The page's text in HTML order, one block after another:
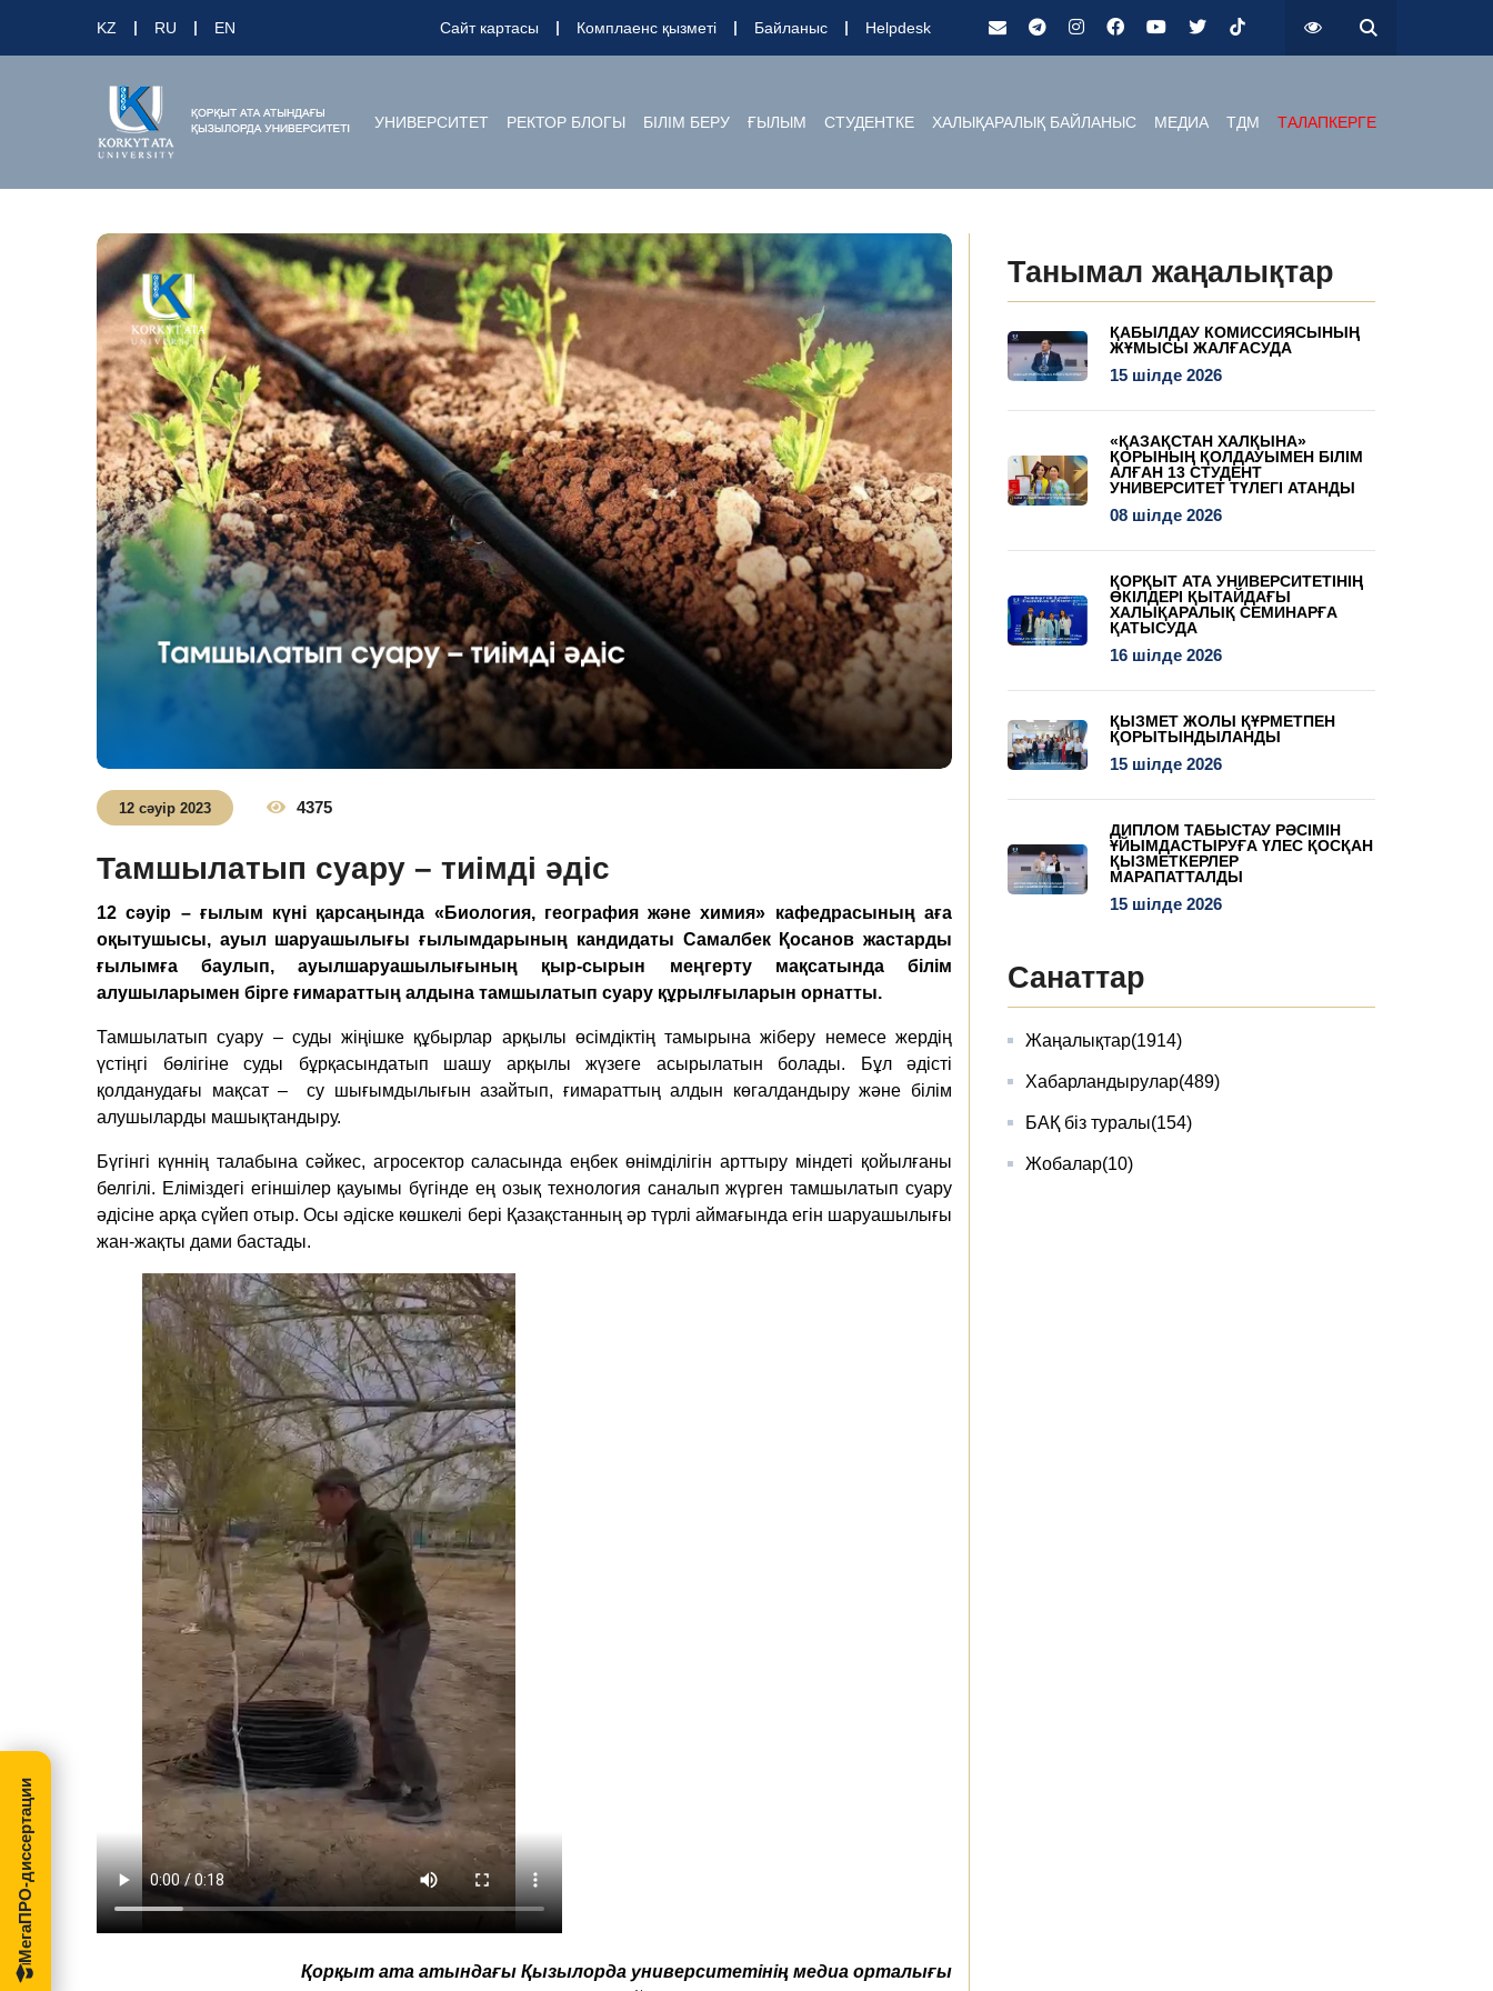
KZ RU EN Сайт картасы Комплаенс қызметі Байланыс Helpdesk
УНИВЕРСИТЕТ РЕКТОР БЛОГЫ БІЛІМ БЕРУ ҒЫЛЫМ СТУДЕНТКЕ ХАЛЫҚАРАЛЫҚ БАЙЛАНЫС МЕДИА ТДМ ТАЛАПКЕРГЕ
12 сәуір 2023 4375
Тамшылатып суару – тиімді әдіс
12 сәуір – ғылым күні қарсаңында «Биология, география және химия» кафедрасының аға
оқытушысы, ауыл шаруашылығы ғылымдарының кандидаты Самалбек Қосанов жастарды
ғылымға баулып, ауылшаруашылығының қыр-сырын меңгерту мақсатында білім
алушыларымен бірге ғимараттың алдына тамшылатып суару құрылғыларын орнатты.
Тамшылатып суару – суды жіңішке құбырлар арқылы өсімдіктің тамырына жіберу немесе жердің
үстіңгі бөлігіне суды бұрқасындатып шашу арқылы жүзеге асырылатын болады. Бұл әдісті
қолданудағы мақсат – су шығымдылығын азайтып, ғимараттың алдын көгалдандыру және білім
алушыларды машықтандыру.
Бүгінгі күннің талабына сәйкес, агросектор саласында еңбек өнiмдiлiгiн арттыру мiндетi қойылғаны
белгілі. Еліміздегі егіншілер қауымы бүгінде ең озық технология саналып жүрген тамшылатып суару
әдісіне арқа сүйеп отыр. Осы әдіске көшкелі бері Қазақстанның әр түрлі аймағында егін шаруашылығы
жан-жақты дами бастады.
Қорқыт ата атындағы Қызылорда университетінің медиа орталығы
Танымал жаңалықтар
ҚАБЫЛДАУ КОМИССИЯСЫНЫҢ
ЖҰМЫСЫ ЖАЛҒАСУДА
15 шілде 2026
«ҚАЗАҚСТАН ХАЛҚЫНА»
ҚОРЫНЫҢ ҚОЛДАУЫМЕН БІЛІМ
АЛҒАН 13 СТУДЕНТ
УНИВЕРСИТЕТ ТҮЛЕГІ АТАНДЫ
08 шілде 2026
ҚОРҚЫТ АТА УНИВЕРСИТЕТІНІҢ
ӨКІЛДЕРІ ҚЫТАЙДАҒЫ
ХАЛЫҚАРАЛЫҚ СЕМИНАРҒА
ҚАТЫСУДА
16 шілде 2026
ҚЫЗМЕТ ЖОЛЫ ҚҰРМЕТПЕН
ҚОРЫТЫНДЫЛАНДЫ
15 шілде 2026
ДИПЛОМ ТАБЫСТАУ РӘСІМІН
ҰЙЫМДАСТЫРУҒА ҮЛЕС ҚОСҚАН
ҚЫЗМЕТКЕРЛЕР
МАРАПАТТАЛДЫ
15 шілде 2026
Санаттар
Жаңалықтар(1914)
Хабарландырулар(489)
БАҚ біз туралы(154)
Жобалар(10)
МегаПРО-диссертации